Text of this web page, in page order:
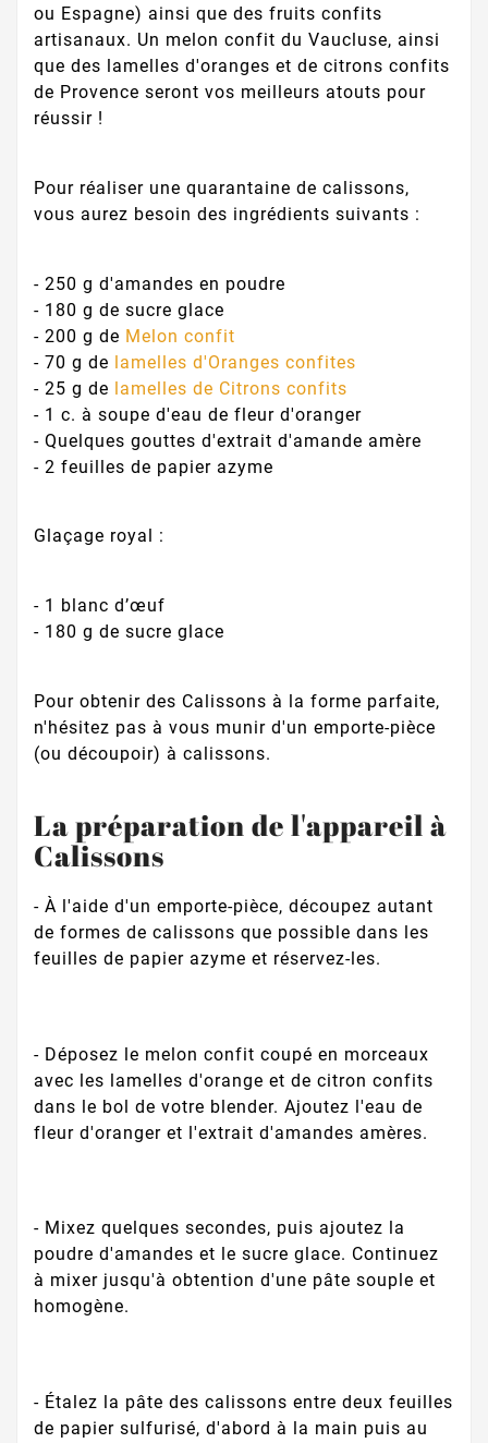
ou Espagne) ainsi que des fruits confits
artisanaux. Un melon confit du Vaucluse, ainsi
que des lamelles d'oranges et de citrons confits
de Provence seront vos meilleurs atouts pour
réussir !
Pour réaliser une quarantaine de calissons,
vous aurez besoin des ingrédients suivants :
- 250 g d'amandes en poudre
- 180 g de sucre glace
- 200 g de Melon confit
- 70 g de lamelles d'Oranges confites
- 25 g de lamelles de Citrons confits
- 1 c. à soupe d'eau de fleur d'oranger
- Quelques gouttes d'extrait d'amande amère
- 2 feuilles de papier azyme
Glaçage royal :
- 1 blanc d’œuf
- 180 g de sucre glace
Pour obtenir des Calissons à la forme parfaite,
n'hésitez pas à vous munir d'un emporte-pièce
(ou découpoir) à calissons.
La préparation de l'appareil à
Calissons
- À l'aide d'un emporte-pièce, découpez autant
de formes de calissons que possible dans les
feuilles de papier azyme et réservez-les.
- Déposez le melon confit coupé en morceaux
avec les lamelles d'orange et de citron confits
dans le bol de votre blender. Ajoutez l'eau de
fleur d'oranger et l'extrait d'amandes amères.
- Mixez quelques secondes, puis ajoutez la
poudre d'amandes et le sucre glace. Continuez
à mixer jusqu'à obtention d'une pâte souple et
homogène.
- Étalez la pâte des calissons entre deux feuilles
de papier sulfurisé, d'abord à la main puis au